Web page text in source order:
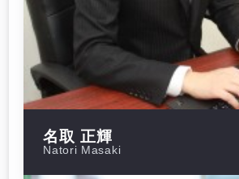
名取 正輝
Natori Masaki